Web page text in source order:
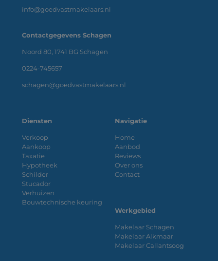
info@goedvastmakelaars.nl
Contactgegevens Schagen
Noord 80, 1741 BG Schagen
0224-745657
schagen@goedvastmakelaars.nl
Diensten
Verkoop
Aankoop
Taxatie
Hypotheek
Schilder
Stucador
Verhuizen
Bouwtechnische keuring
Navigatie
Home
Aanbod
Reviews
Over ons
Contact
Werkgebied
Makelaar Schagen
Makelaar Alkmaar
Makelaar Callantsoog